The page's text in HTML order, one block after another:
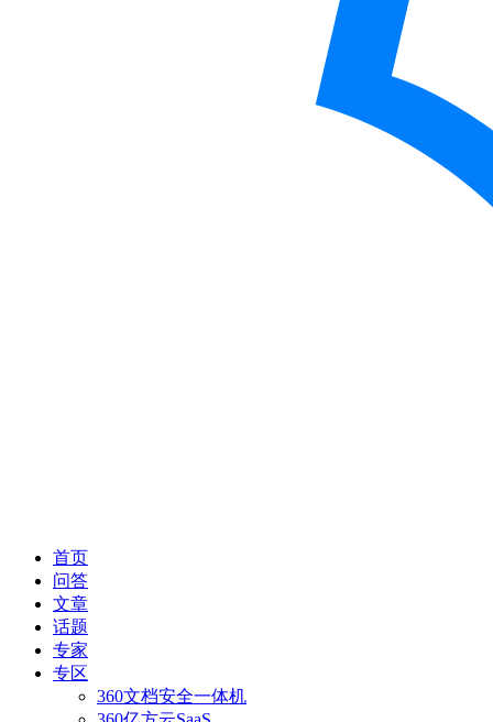
首页
问答
文章
话题
专家
专区
360文档安全一体机